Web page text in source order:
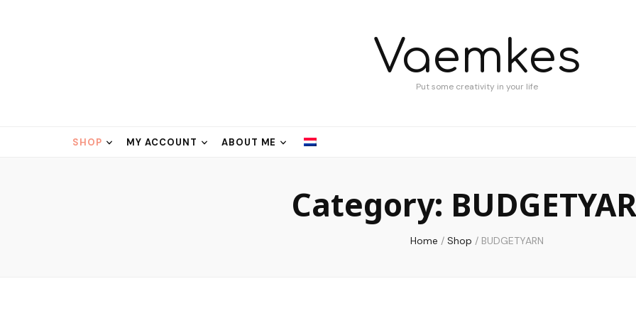
Vaemkes
Put some creativity in your life
SHOP MY ACCOUNT ABOUT ME
Category:
Home / Shop / BUDGETYARN